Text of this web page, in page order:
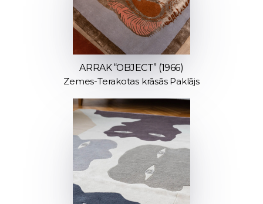
ARRAK “OBJECT” (1966)
Zemes-Terakotas krāsās Paklājs